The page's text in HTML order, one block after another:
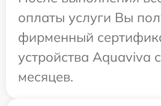
оплаты услуги Вы
фирменный
устройства Aquaviva
месяцев.